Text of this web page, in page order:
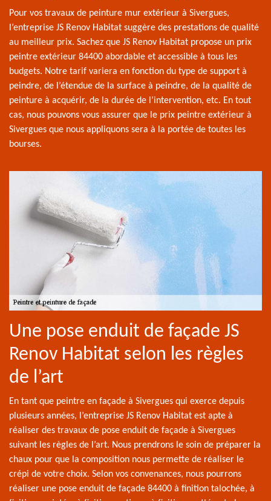
Pour vos travaux de peinture mur extérieur à Sivergues,
l’entreprise JS Renov Habitat suggère des prestations de qualité
au meilleur prix. Sachez que JS Renov Habitat propose un prix
peintre extérieur 84400 abordable et accessible à tous les
budgets. Notre tarif variera en fonction du type de support à
peindre, de l’étendue de la surface à peindre, de la qualité de
peinture à acquérir, de la durée de l’intervention, etc. En tout
cas, nous pouvons vous assurer que le prix peintre extérieur à
Sivergues que nous appliquons sera à la portée de toutes les
bourses.
Une pose enduit de façade JS
Renov Habitat selon les règles
de l’art
En tant que peintre en façade à Sivergues qui exerce depuis
plusieurs années, l’entreprise JS Renov Habitat est apte à
réaliser des travaux de pose enduit de façade à Sivergues
suivant les règles de l’art. Nous prendrons le soin de préparer la
chaux pour que la composition nous permette de réaliser le
crépi de votre choix. Selon vos convenances, nous pourrons
réaliser une pose enduit de façade 84400 à finition talochée, à